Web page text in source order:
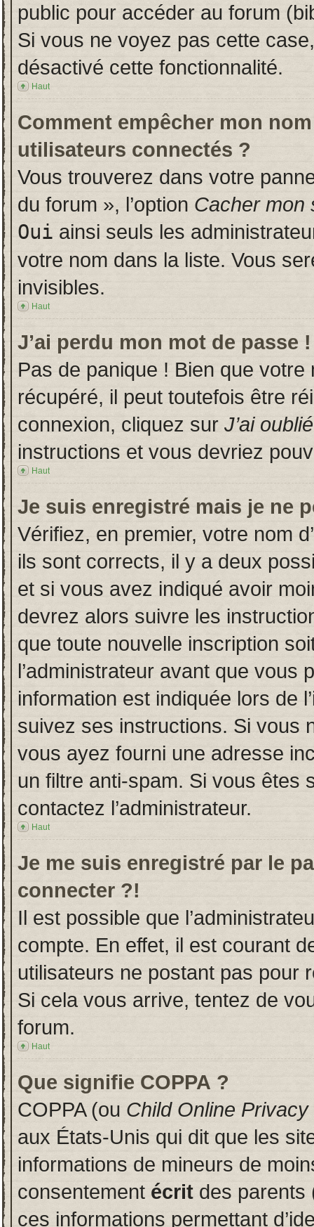
public pour accéder au forum
Si vous ne voyez pas cette
désactivé cette fonctionnalité.
Haut
Comment empêcher mon
utilisateurs connectés ?
Vous trouverez dans votre
du forum », l’option Cacher mon
Oui ainsi seuls les
votre nom dans la liste. Vous
invisibles.
Haut
J’ai perdu mon mot de passe !
Pas de panique ! Bien que
récupéré, il peut toutefois être
connexion, cliquez sur J’ai
instructions et vous devriez
Haut
Je suis enregistré mais je ne
Vérifiez, en premier, votre nom
ils sont corrects, il y a deux
et si vous avez indiqué avoir
devrez alors suivre les
que toute nouvelle inscription
l’administrateur avant que vous
information est indiquée lors de
suivez ses instructions. Si vous
vous ayez fourni une adresse
un filtre anti-spam. Si vous êtes
contactez l’administrateur.
Haut
Je me suis enregistré par le
connecter ?!
Il est possible que
compte. En effet, il est courant
utilisateurs ne postant pas pour
Si cela vous arrive, tentez de
forum.
Haut
Que signifie COPPA ?
COPPA (ou Child Online
aux États-Unis qui dit que les
informations de mineurs de
consentement écrit des parents
ces informations permettant